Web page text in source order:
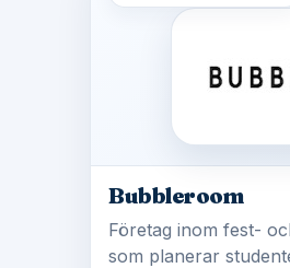
Bubbleroom
Företag inom fest-
som planerar